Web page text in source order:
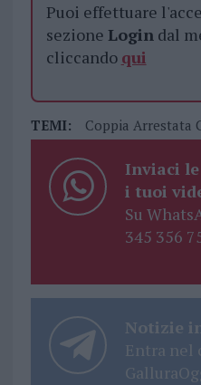
Puoi effettuare
sezione Logindal
cliccando qui
TEMI: Coppia Arrestata
Inviaci
i tuoi
Su
345 356
Notizie
Entra nel